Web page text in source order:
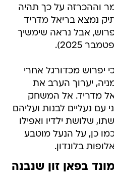
וההכרזה על כך תהיה
נמצא בריאל מדריד
לפרוש, אבל נראה שימשיך
יפרוש מכדורגל אחרי
יערוך הערב את
מדריד. אל המשחק
נעליים לבנות ועליהם
שלושת ילדיו ואפילו
כן, על הנעל מוטבע
בלונדון.
בפאן זון שנבנה